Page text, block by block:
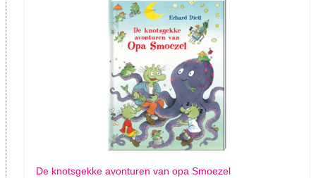
De knotsgekke avonturen van opa Smoezel